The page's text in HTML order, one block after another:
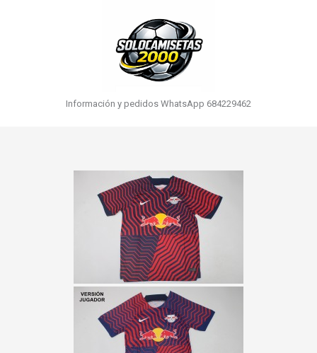
Información y pedidos WhatsApp 684229462